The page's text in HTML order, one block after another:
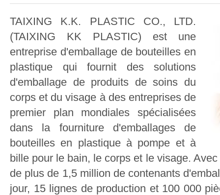
TAIXING K.K. PLASTIC CO., LTD.
(TAIXING KK PLASTIC) est une
entreprise d'emballage de bouteilles en
plastique qui fournit des solutions
d'emballage de produits de soins du
corps et du visage à des entreprises de
premier plan mondiales spécialisées
dans la fourniture d'emballages de
bouteilles en plastique à pompe et à
bille pour le bain, le corps et le visage.
de plus de 1,5 million de contenants
jour, 15 lignes de production et 100 000